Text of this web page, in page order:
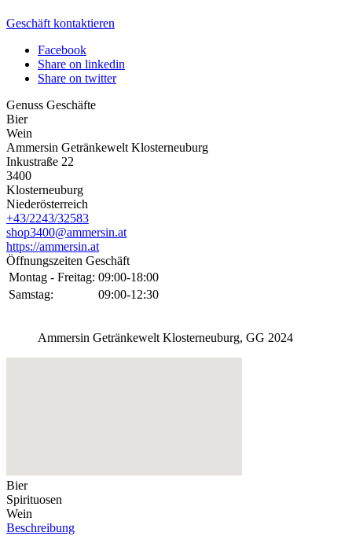
Geschäft kontaktieren
Facebook
Share on linkedin
Share on twitter
Genuss Geschäfte
Bier
Wein
Ammersin Getränkewelt Klosterneuburg
Inkustraße 22
3400
Klosterneuburg
Niederösterreich
+43/2243/32583
shop3400@ammersin.at
https://ammersin.at
Öffnungszeiten Geschäft
Montag - Freitag: 09:00-18:00
Samstag:
09:00-12:30
Ammersin Getränkewelt Klosterneuburg, GG 2024
Bier
Spirituosen
Wein
Beschreibung